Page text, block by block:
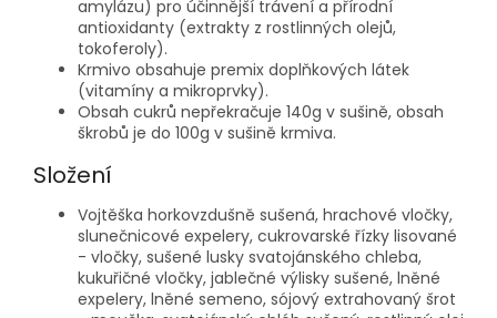
amylázu) pro účinnější trávení a přírodní
antioxidanty (extrakty z rostlinných olejů,
tokoferoly).
Krmivo obsahuje premix doplňkových látek
(vitamíny a mikroprvky).
Obsah cukrů nepřekračuje 140g v sušině, obsah
škrobů je do 100g v sušině krmiva.
Složení
Vojtěška horkovzdušně sušená, hrachové vločky,
slunečnicové expelery, cukrovarské řízky lisované
- vločky, sušené lusky svatojánského chleba,
kukuřičné vločky, jablečné výlisky sušené, lněné
expelery, lněné semeno, sójový extrahovaný šrot